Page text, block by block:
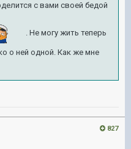
с вами своей бедой
. Не могу жить теперь
о ней одной. Как же мне
827